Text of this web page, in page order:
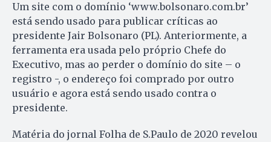
Um site com o domínio ‘www.bolsonaro.com.br’
está sendo usado para publicar críticas ao
presidente Jair Bolsonaro (PL). Anteriormente, a
ferramenta era usada pelo próprio Chefe do
Executivo, mas ao perder o domínio do site – o
registro -, o endereço foi comprado por outro
usuário e agora está sendo usado contra o
presidente.
Matéria do jornal Folha de S.Paulo de 2020 revelou